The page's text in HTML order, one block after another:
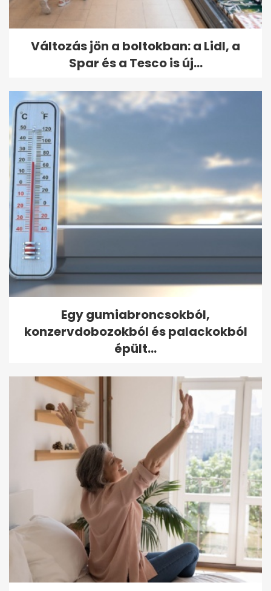
Változás jön a boltokban: a Lidl, a
Spar és a Tesco is új...
Egy gumiabroncsokból,
konzervdobozokból és palackokból
épült...